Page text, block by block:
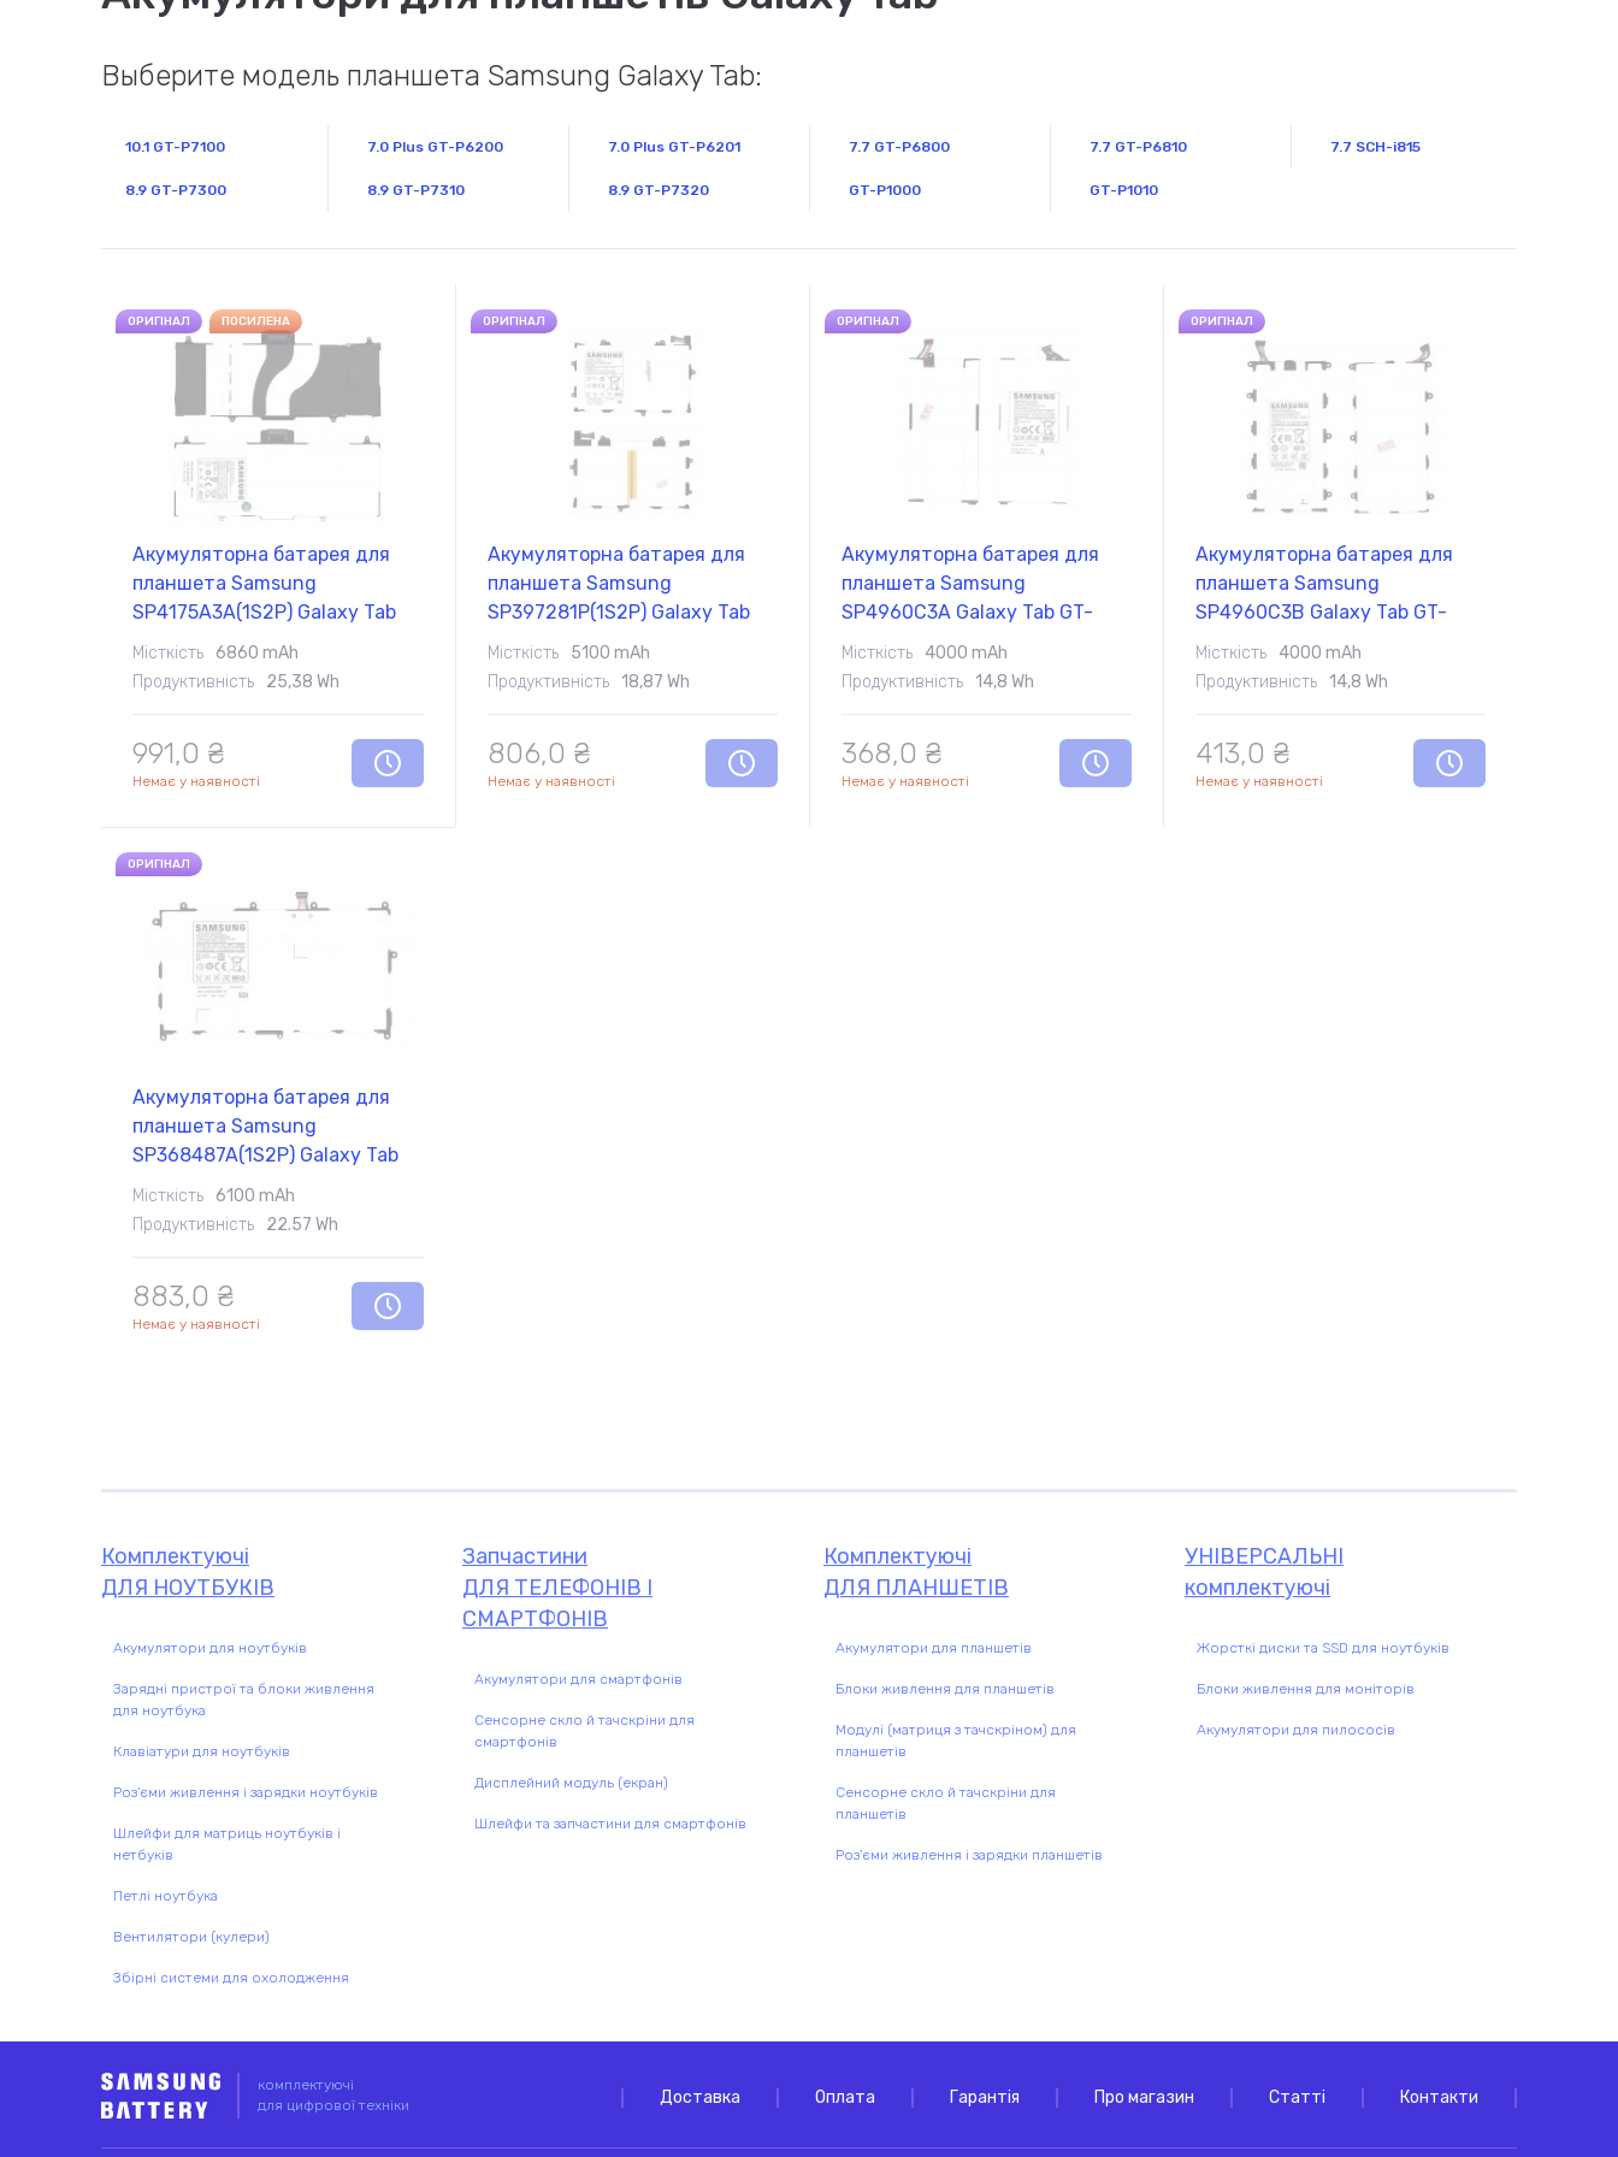
Выберите модель планшета Samsung Galaxy Tab:
10.1 GT-P7100 7.0 Plus GT-P6200 7.0 Plus GT-P6201 7.7 GT-P6800 7.7 GT-P6810 7.7 SCH-i815
8.9 GT-P7300 8.9 GT-P7310 8.9 GT-P7320 GT-P1000 GT-P1010
ОРИГІНАЛ ПОСИЛЕНА
Акумуляторна батарея для
планшета Samsung
SP4175A3A(1S2P) Galaxy Tab
10.1 GT-P7100 3.7V White
6860mAh Orig
Місткість
6860 mAh
Продуктивність
25,38 Wh
991,0 ₴
Немає у наявності
ОРИГІНАЛ
Акумуляторна батарея для
планшета Samsung
SP397281P(1S2P) Galaxy Tab
7.7 GT-P6800 3.7V White
5100mAh Orig
Місткість
5100 mAh
Продуктивність
18,87 Wh
806,0 ₴
Немає у наявності
ОРИГІНАЛ
Акумуляторна батарея для
планшета Samsung
SP4960C3A Galaxy Tab GT-
P1000 3.7V White 4000mAh
Orig
Місткість
4000 mAh
Продуктивність
14,8 Wh
368,0 ₴
Немає у наявності
ОРИГІНАЛ
Акумуляторна батарея для
планшета Samsung
SP4960C3B Galaxy Tab GT-
P6200 3.7V White 4000mAh
Orig
Місткість
4000 mAh
Продуктивність
14,8 Wh
413,0 ₴
Немає у наявності
ОРИГІНАЛ
Акумуляторна батарея для
планшета Samsung
SP368487A(1S2P) Galaxy Tab
8.9 3.7V White 6100mAh Orig
Місткість
6100 mAh
Продуктивність
22.57 Wh
883,0 ₴
Немає у наявності
Комплектуючі
ДЛЯ НОУТБУКІВ
Акумулятори для ноутбуків
Зарядні пристрої та блоки живлення
для ноутбука
Клавіатури для ноутбуків
Роз'єми живлення і зарядки ноутбуків
Шлейфи для матриць ноутбуків і
нетбуків
Петлі ноутбука
Вентилятори (кулери)
Збірні системи для охолодження
Запчастини
ДЛЯ ТЕЛЕФОНІВ І
СМАРТФОНІВ
Акумулятори для смартфонів
Сенсорне скло й тачскріни для
смартфонів
Дисплейний модуль (екран)
Шлейфи та запчастини для смартфонів
Комплектуючі
ДЛЯ ПЛАНШЕТІВ
Акумулятори для планшетів
Блоки живлення для планшетів
Модулі (матриця з тачскріном) для
планшетів
Сенсорне скло й тачскріни для
планшетів
Роз'єми живлення і зарядки планшетів
УНІВЕРСАЛЬНІ
комплектуючі
Жорсткі диски та SSD для ноутбуків
Блоки живлення для моніторів
Акумулятори для пилососів
комплектуючі
для цифрової техніки
Доставка Оплата Гарантія Про магазин Статті Контакти